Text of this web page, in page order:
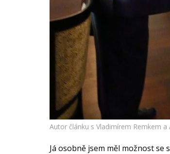
Autor článku s Vladimírem Remkem
Já osobně jsem měl možnost